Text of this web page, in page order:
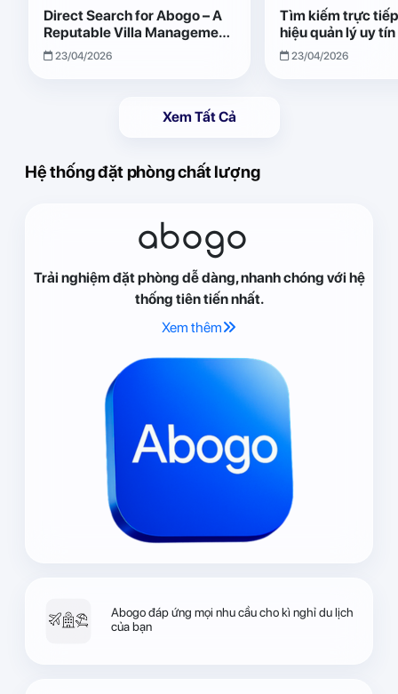
Direct Search for Abogo – A
Reputable Villa Management
Brand with Transparent and
Effective Operations
23/04/2026
Tìm kiếm trực
hiệu quản lý uy
Giải pháp vận
quả, minh bạch
23/04/2026
Xem Tất Cả
Hệ thống đặt phòng chất lượng
abogo
Trải nghiệm đặt phòng dễ dàng, nhanh chóng với hệ
thống tiên tiến nhất.
Xem thêm
Abogo đáp ứng mọi nhu cầu cho kì nghỉ du lịch
của bạn